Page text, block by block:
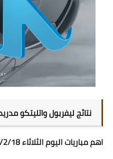
نتائج ليفربول واتليتكو
اهم مباريات اليوم الثلاثاء 2020/2/18